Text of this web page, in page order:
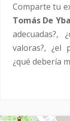
Comparte tu
Tomás De
adecuadas?,
valoras?, ¿el
¿qué debería